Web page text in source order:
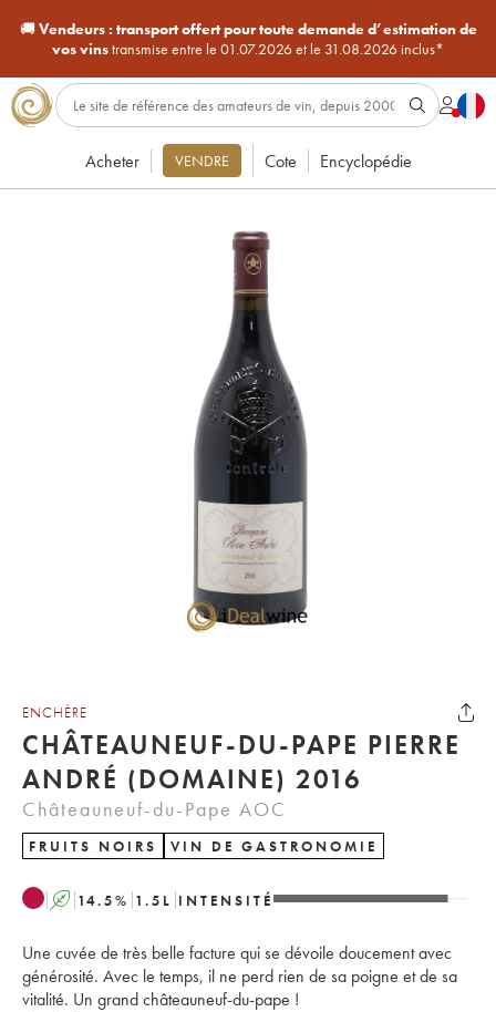
🚚Vendeurs : transport offert pour toute demande d’estimation de
vos vinstransmise entre le 01.07.2026 et le 31.08.2026 inclus*
Acheter VENDRE Cote Encyclopédie
ENCHÈRE
CHÂTEAUNEUF-DU-PAPE PIERRE
ANDRÉ (DOMAINE) 2016
Châteauneuf-du-Pape AOC
FRUITS NOIRS VIN DE GASTRONOMIE
A 14.5% 1.5 L INTENSITÉ
Une cuvée de très belle facture qui se dévoile doucement avec
générosité. Avec le temps, il ne perd rien de sa poigne et de sa
vitalité. Un grand châteauneuf-du-pape !